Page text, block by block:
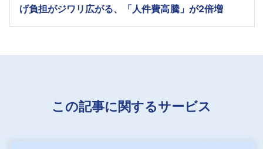
げ負担がジワリ広がる、「人件費高騰」が2倍増
この記事に関するサービス